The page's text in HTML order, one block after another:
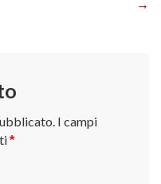
I campi
*